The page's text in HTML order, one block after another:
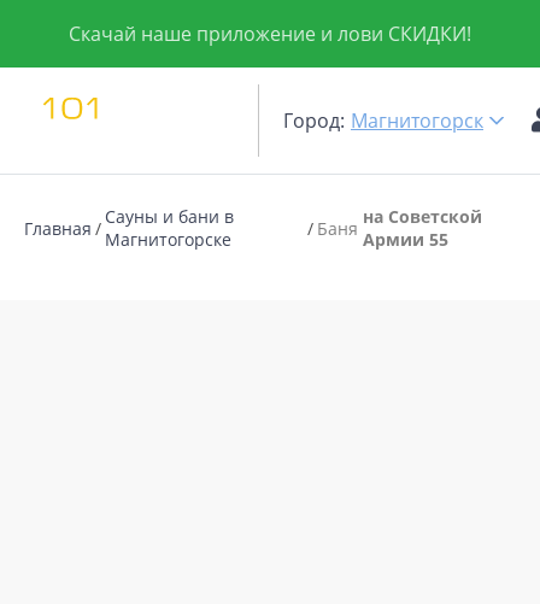
Скачай наше приложение и лови СКИДКИ!
Город: Магнитогорск
Главная
Сауны и бани в
Магнитогорске
Баня на Советской
Армии 55